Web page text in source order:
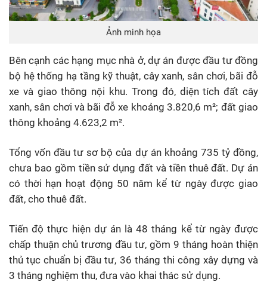
Ảnh minh họa
Bên cạnh các hạng mục nhà ở, dự án được đầu tư đồng
bộ hệ thống hạ tầng kỹ thuật, cây xanh, sân chơi, bãi đỗ
xe và giao thông nội khu. Trong đó, diện tích đất cây
xanh, sân chơi và bãi đỗ xe khoảng 3.820,6 m²; đất giao
thông khoảng 4.623,2 m².
Tổng vốn đầu tư sơ bộ của dự án khoảng 735 tỷ đồng,
chưa bao gồm tiền sử dụng đất và tiền thuê đất. Dự án
có thời hạn hoạt động 50 năm kể từ ngày được giao
đất, cho thuê đất.
Tiến độ thực hiện dự án là 48 tháng kể từ ngày được
chấp thuận chủ trương đầu tư, gồm 9 tháng hoàn thiện
thủ tục chuẩn bị đầu tư, 36 tháng thi công xây dựng và
3 tháng nghiệm thu, đưa vào khai thác sử dụng.